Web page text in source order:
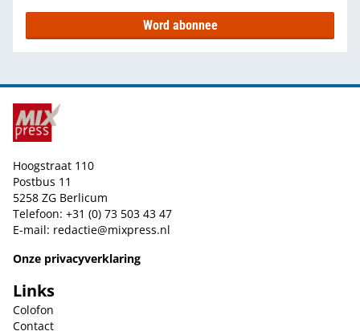
Word abonnee
Hoogstraat 110
Postbus 11
5258 ZG Berlicum
Telefoon: +31 (0) 73 503 43 47
E-mail: redactie@mixpress.nl
Onze privacyverklaring
Links
Colofon
Contact